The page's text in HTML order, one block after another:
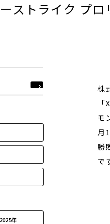
ーストライク プ
2025年
株
モ
月
勝
で